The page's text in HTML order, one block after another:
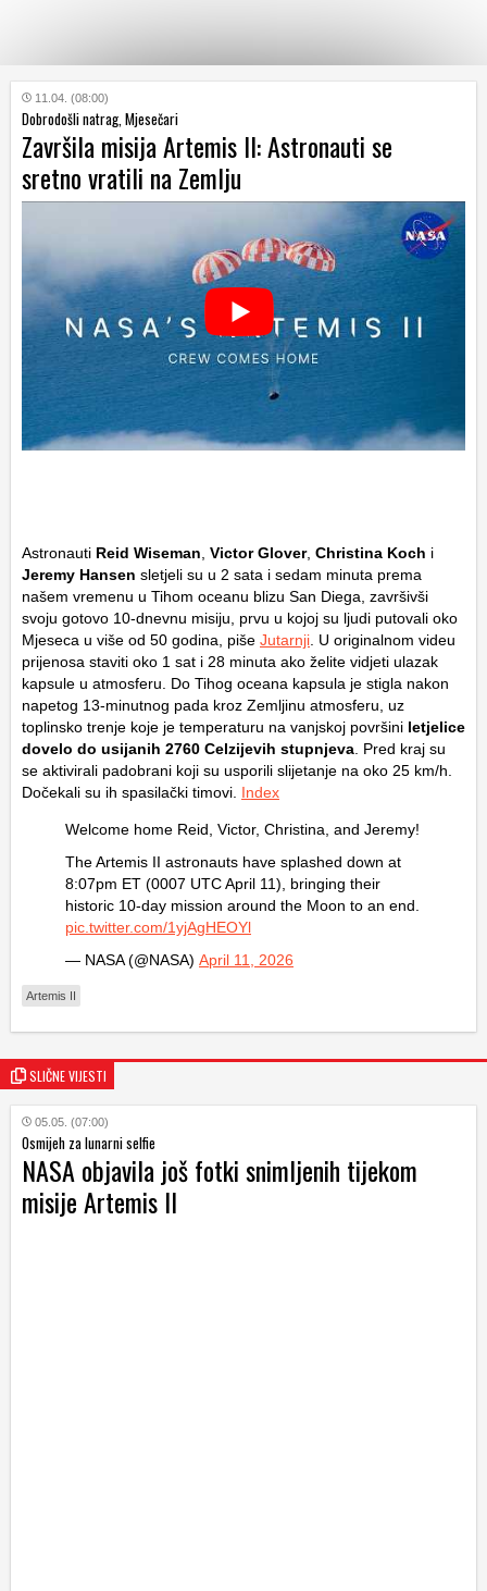
KATEGORIJE
HRVATSKI
WEB
11.04. (08:00)
Dobrodošli natrag, Mjesečari
Završila misija Artemis II: Astronauti se
sretno vratili na Zemlju
Astronauti Reid Wiseman Victor Glover, Christina Koch i
Jeremy Hansen sletjeli su u 2 sata i sedam minuta prema
našem vremenu u Tihom oceanu blizu San Diega, završivši
svoju gotovo 10-dnevnu misiju, prvu u kojoj su ljudi putovali oko
Mjeseca u više od 50 godina, piše Jutarnji . U originalnom videu
prijenosa staviti oko 1 sat i 28 minuta ako želite vidjeti ulazak
kapsule u atmosferu. Do Tihog oceana kapsula je stigla nakon
napetog 13-minutnog pada kroz Zemljinu atmosferu, uz
toplinsko trenje koje je temperaturu na vanjskoj površini letjelice
dovelo do usijanih 2760 Celzijevih stupnjeva . Pred kraj su
se aktivirali padobrani koji su usporili slijetanje na oko 25 km/h.
Dočekali su ih spasilački timovi. Index
Welcome home Reid, Victor, Christina, and Jeremy!
The Artemis II astronauts have splashed down at
8:07pm ET (0007 UTC April 11), bringing their
historic 10-day mission around the Moon to an end.
pic.twitter.com/1yjAgHEOYl
— NASA (@NASA) April 11, 2026
Artemis II
SLIČNE VIJESTI
05.05. (07:00)
Osmijeh za lunarni selfie
NASA objavila još fotki snimljenih tijekom
misije Artemis II